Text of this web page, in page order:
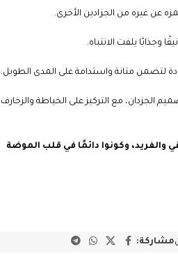
الجزدان، مع التركيز على الخياطة والزخارف
والفريد، وكونوا دائمًا في قلب الموضة
مشاركة: